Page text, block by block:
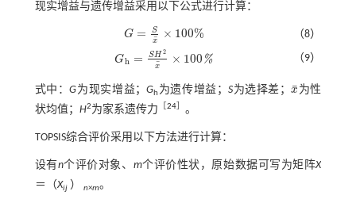
现实增益与遗传增益采用以下公式进行计算：
G =
S
x
¯ × 100%
G= Sx ¯×100 % （8）
Gh = SH 2
x
¯ × 100 %
Gh= SH 2x¯×100 % （9）
式中：G为现实增益；Gh 为遗传增益； S为选择差；x
¯
x¯为性
状均值； H2为家系遗传力 ［24］ 。
TOPSIS综合评价采用以下方法进行计算：
设有 n个评价对象、 m个评价性状，原始数据可写为矩阵X
＝（Xij） n×m。